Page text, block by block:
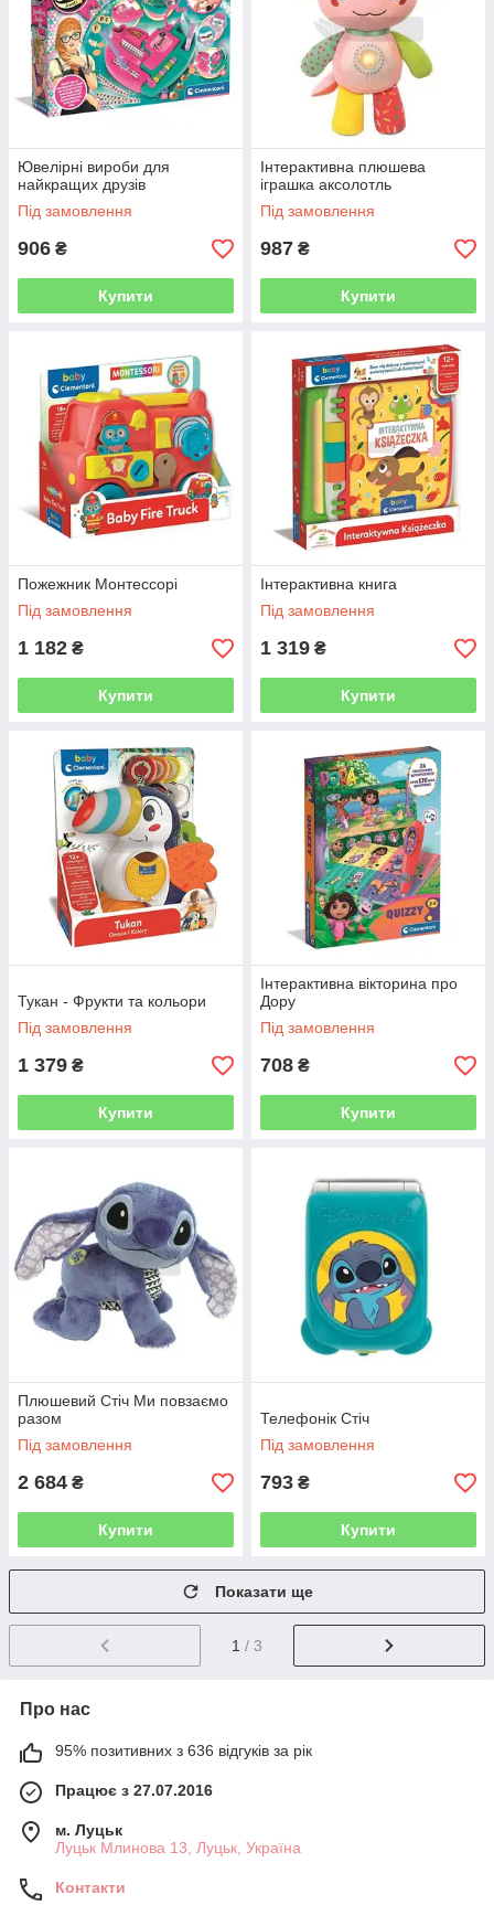
Ювелірні вироби для
найкращих друзів
Під замовлення
906 ₴
Купити
Інтерактивна плюшева
іграшка аксолотль
Під замовлення
987 ₴
Купити
Пожежник Монтессорі
Під замовлення
1 182 ₴
Купити
Інтерактивна книга
Під замовлення
1 319 ₴
Купити
Тукан - Фрукти та кольори
Під замовлення
1 379 ₴
Купити
Інтерактивна вікторина про
Дору
Під замовлення
708 ₴
Купити
Плюшевий Стіч Ми повзаємо
разом
Під замовлення
2 684 ₴
Купити
Телефонік Стіч
Під замовлення
793 ₴
Купити
Показати ще
1 / 3
Про нас
95% позитивних з 636 відгуків за рік
Працює з 27.07.2016
м. Луцьк
Луцьк Млинова 13, Луцьк, Україна
Контакти